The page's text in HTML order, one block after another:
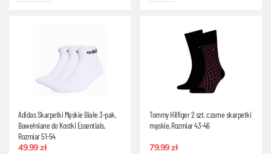
Adidas Skarpetki Męskie Białe 3-pak,
Bawełniane do Kostki Essentials,
Rozmiar 51-54
49.99 zł
Tommy Hilfiger 2 szt. czarne skarpetki
męskie, Rozmiar 43-46
79.99 zł